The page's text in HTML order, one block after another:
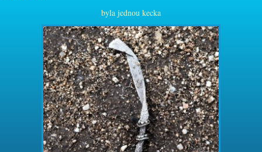
byla jednou kecka